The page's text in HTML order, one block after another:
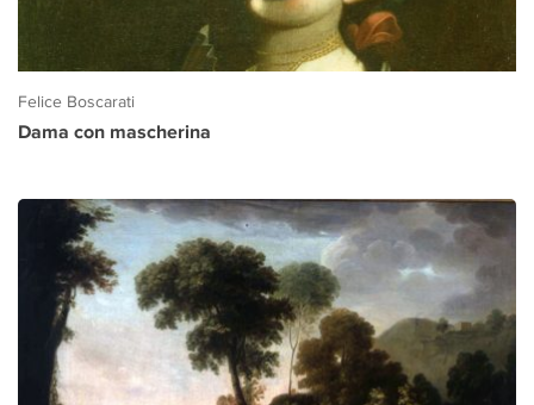
Felice Boscarati
Dama con mascherina